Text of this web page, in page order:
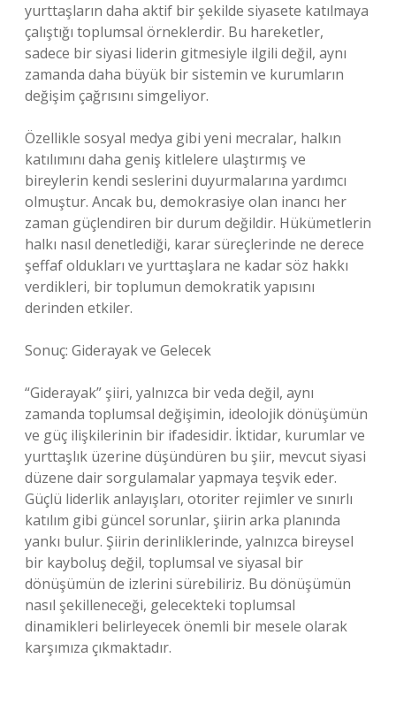
yurttaşların daha aktif bir şekilde siyasete katılmaya
çalıştığı toplumsal örneklerdir. Bu hareketler,
sadece bir siyasi liderin gitmesiyle ilgili değil, aynı
zamanda daha büyük bir sistemin ve kurumların
değişim çağrısını simgeliyor.
Özellikle sosyal medya gibi yeni mecralar, halkın
katılımını daha geniş kitlelere ulaştırmış ve
bireylerin kendi seslerini duyurmalarına yardımcı
olmuştur. Ancak bu, demokrasiye olan inancı her
zaman güçlendiren bir durum değildir. Hükümetlerin
halkı nasıl denetlediği, karar süreçlerinde ne derece
şeffaf oldukları ve yurttaşlara ne kadar söz hakkı
verdikleri, bir toplumun demokratik yapısını
derinden etkiler.
Sonuç: Giderayak ve Gelecek
“Giderayak” şiiri, yalnızca bir veda değil, aynı
zamanda toplumsal değişimin, ideolojik dönüşümün
ve güç ilişkilerinin bir ifadesidir. İktidar, kurumlar ve
yurttaşlık üzerine düşündüren bu şiir, mevcut siyasi
düzene dair sorgulamalar yapmaya teşvik eder.
Güçlü liderlik anlayışları, otoriter rejimler ve sınırlı
katılım gibi güncel sorunlar, şiirin arka planında
yankı bulur. Şiirin derinliklerinde, yalnızca bireysel
bir kayboluş değil, toplumsal ve siyasal bir
dönüşümün de izlerini sürebiliriz. Bu dönüşümün
nasıl şekilleneceği, gelecekteki toplumsal
dinamikleri belirleyecek önemli bir mesele olarak
karşımıza çıkmaktadır.